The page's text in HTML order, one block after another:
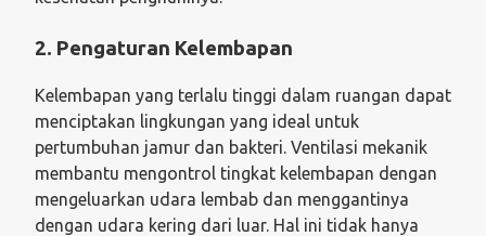
2. Pengaturan Kelembapan
Kelembapan yang terlalu tinggi dalam ruangan dapat
menciptakan lingkungan yang ideal untuk
pertumbuhan jamur dan bakteri. Ventilasi mekanik
membantu mengontrol tingkat kelembapan dengan
mengeluarkan udara lembab dan menggantinya
dengan udara kering dari luar. Hal ini tidak hanya